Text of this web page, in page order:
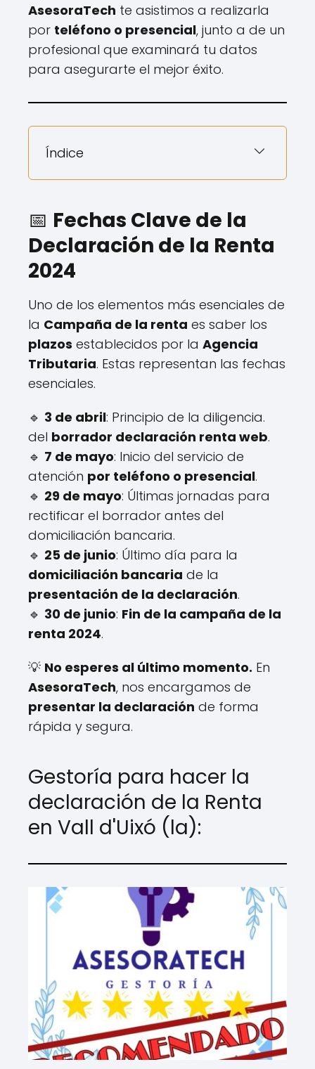
AsesoraTech te asistimos a realizarla
por teléfono o presencial, junto a de un
profesional que examinará tu datos
para asegurarte el mejor éxito.
Índice
📅 Fechas Clave de la
Declaración de la Renta
2024
Uno de los elementos más esenciales de
la Campaña de la renta es saber los
plazos establecidos por la Agencia
Tributaria. Estas representan las fechas
esenciales.
🔹 3 de abril: Principio de la diligencia.
del borrador declaración renta web.
🔹 7 de mayo: Inicio del servicio de
atención por teléfono o presencial.
🔹 29 de mayo: Últimas jornadas para
rectificar el borrador antes del
domiciliación bancaria.
🔹 25 de junio: Último día para la
domiciliación bancaria de la
presentación de la declaración.
🔹 30 de junio: Fin de la campaña de la
renta 2024.
💡 No esperes al último momento. En
AsesoraTech, nos encargamos de
presentar la declaración de forma
rápida y segura.
Gestoría para hacer la
declaración de la Renta
en Vall d'Uixó (la):